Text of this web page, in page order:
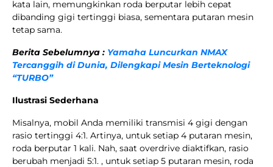
kata lain, memungkinkan roda berputar lebih cepat
dibanding gigi tertinggi biasa, sementara putaran mesin
tetap sama.
Berita Sebelumnya : Yamaha Luncurkan NMAX
Tercanggih di Dunia, Dilengkapi Mesin Berteknologi
“TURBO”
Ilustrasi Sederhana
Misalnya, mobil Anda memiliki transmisi 4 gigi dengan
rasio tertinggi 4:1. Artinya, untuk setiap 4 putaran mesin,
roda berputar 1 kali. Nah, saat overdrive diaktifkan, rasio
berubah menjadi 5:1. , untuk setiap 5 putaran mesin, roda